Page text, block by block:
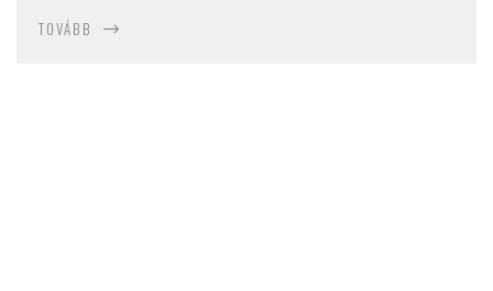
TOVÁBB